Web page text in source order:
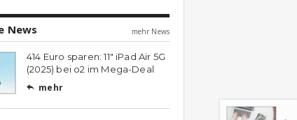
News mehr News
414 Euro sparen: 11″ iPad Air 5G
(2025) bei o2 im Mega-Deal
 mehr